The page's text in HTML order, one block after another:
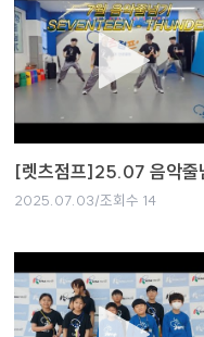
2025.07.03/조회수 14